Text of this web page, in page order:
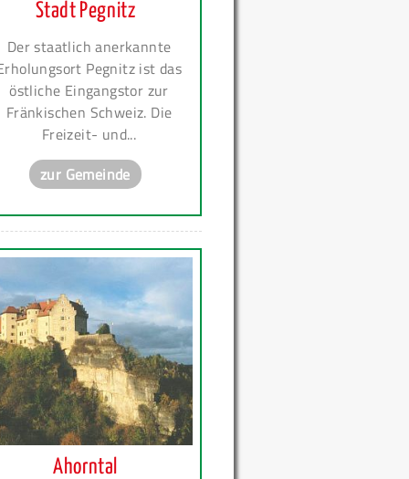
Stadt Pegnitz
Der staatlich anerkannte
Pegnitz ist das
östliche Eingangstor zur
Fränkischen Schweiz. Die
Freizeit- und...
zur Gemeinde
Ahorntal